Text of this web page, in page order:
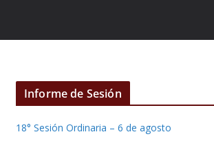
Informe de Sesión
18° Sesión Ordinaria – 6 de agosto